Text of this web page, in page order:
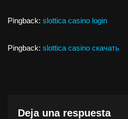
Pingback: slottica casino login
Pingback: slottica casino скачать
Deja una respuesta